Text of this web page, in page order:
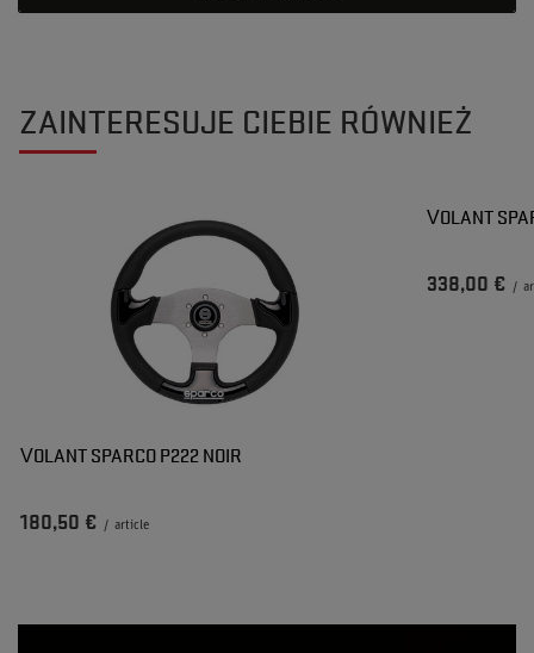
ZAINTERESUJE CIEBIE RÓWNIEŻ
VOLANT SPARCO P222 NOIR
180,50 € / article
VOLANT
338,00 € /